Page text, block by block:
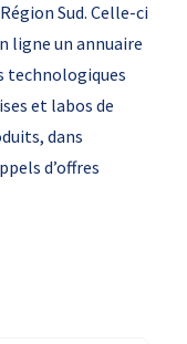
Sud. Celle-ci
ligne un annuaire
technologiques
et labos de
dans
d’offres